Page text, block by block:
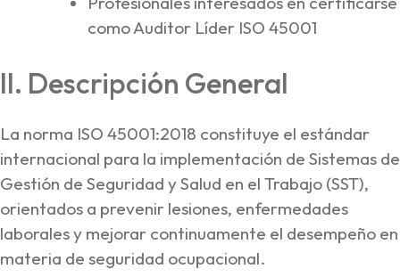
como Auditor Líder ISO 45001
II. Descripción General
La norma ISO 45001:2018 constituye el estándar
internacional para la implementación de Sistemas de
Gestión de Seguridad y Salud en el Trabajo (SST),
orientados a prevenir lesiones, enfermedades
laborales y mejorar continuamente el desempeño en
materia de seguridad ocupacional.